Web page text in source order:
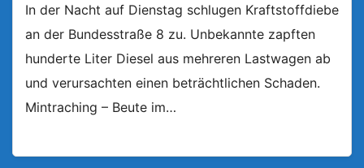
In der Nacht auf Dienstag schlugen Kraftstoffdiebe
an der Bundesstraße 8 zu. Unbekannte zapften
hunderte Liter Diesel aus mehreren Lastwagen ab
und verursachten einen beträchtlichen Schaden.
Mintraching – Beute im…